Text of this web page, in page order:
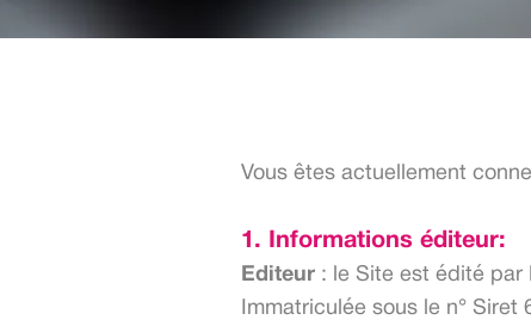
Vous êtes actuellement
1. Informations éditeur:
Editeur : le Site est édité par
Immatriculée sous le n°